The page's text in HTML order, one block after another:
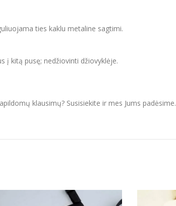
ties kaklu metaline sagtimi.
į kitą pusę; nedžiovinti džiovyklėje.
klausimų? Susisiekite ir mes Jums padėsime.